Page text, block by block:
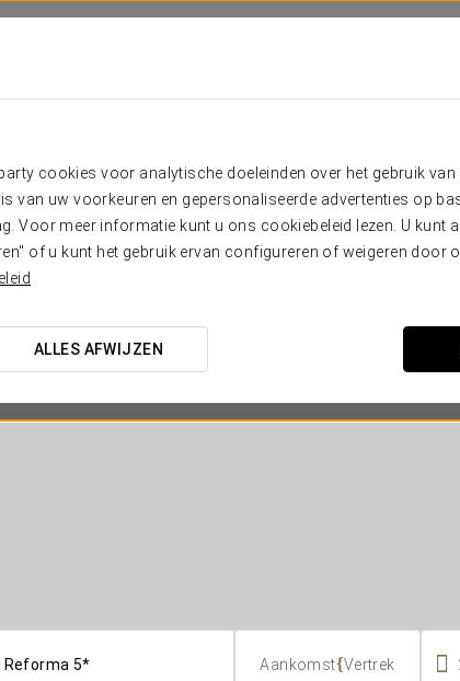
cookies voor analytische doeleinden over het gebruik van
van uw voorkeuren en gepersonaliseerde advertenties op
Voor meer informatie kunt u ons cookiebeleid lezen. U kunt
of u kunt het gebruik ervan configureren of weigeren door
ALLES AFWIJZEN MEXICO-
Aankomst{Vertrek 